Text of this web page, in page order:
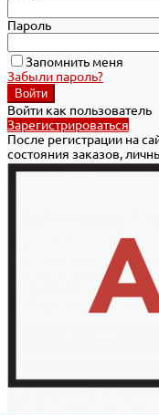
Пароль
Запомнить меня
Забыли пароль?
Войти как пользователь
Зарегистрироваться
После регистрации на
состояния заказов,